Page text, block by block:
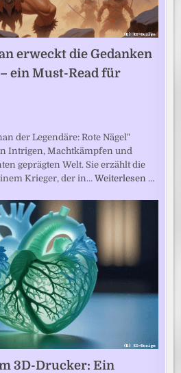
erweckt die Gedanken
ein Must-Read für
der Legendäre: Rote Nägel"
Intrigen, Machtkämpfen und
geprägten Welt. Sie erzählt die
Krieger, der in…Weiterlesen …
3D-Drucker: Ein